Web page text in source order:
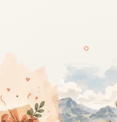
Pewność siebie
Potencjał
Radość
Smak luksusu